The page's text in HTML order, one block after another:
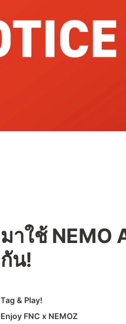
มาใช้ NEMO
กัน!
Tag & Play!
Enjoy FNC x NEMOZ